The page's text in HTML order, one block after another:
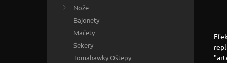
Nože
Bajonety
Mačety
Sekery
Tomahawky Oštepy